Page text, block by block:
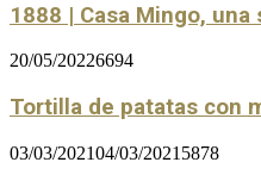
1888 | Casa Mingo,
20/05/20226694
Tortilla de patatas con
03/03/202104/03/2021 5878